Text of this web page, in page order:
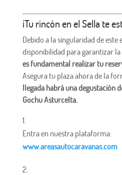
¡Tu rincón en el Sella te
Debido a la singularidad de este
disponibilidad para garantizar la
es fundamental realizar tu
Asegura tu plaza ahora de la
llegada habrá una degustación
Gochu Asturcelta.
Entra en nuestra plataforma:
www.areasautocaravanas.com